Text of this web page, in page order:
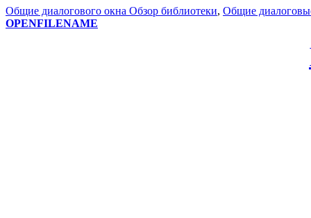
Общие диалогового окна Обзор библиотеки, Общие
OPENFILENAME